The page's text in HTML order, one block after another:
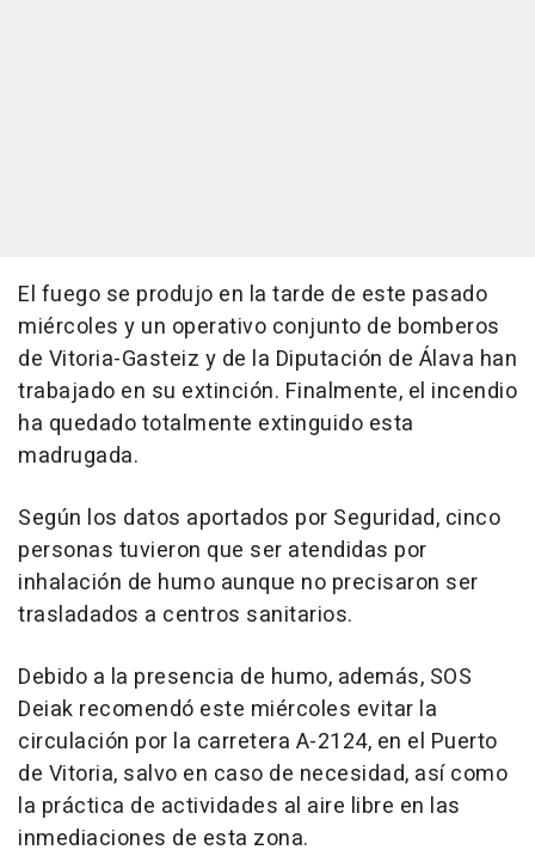
El fuego se produjo en la tarde de este pasado
miércoles y un operativo conjunto de bomberos
de Vitoria-Gasteiz y de la Diputación de Álava han
trabajado en su extinción. Finalmente, el incendio
ha quedado totalmente extinguido esta
madrugada.
Según los datos aportados por Seguridad, cinco
personas tuvieron que ser atendidas por
inhalación de humo aunque no precisaron ser
trasladados a centros sanitarios.
Debido a la presencia de humo, además, SOS
Deiak recomendó este miércoles evitar la
circulación por la carretera A-2124, en el Puerto
de Vitoria, salvo en caso de necesidad, así como
la práctica de actividades al aire libre en las
inmediaciones de esta zona.